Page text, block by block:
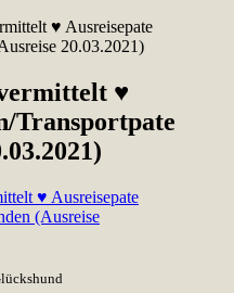
♥ Ausreisepate
20.03.2021)
♥
Transportpate